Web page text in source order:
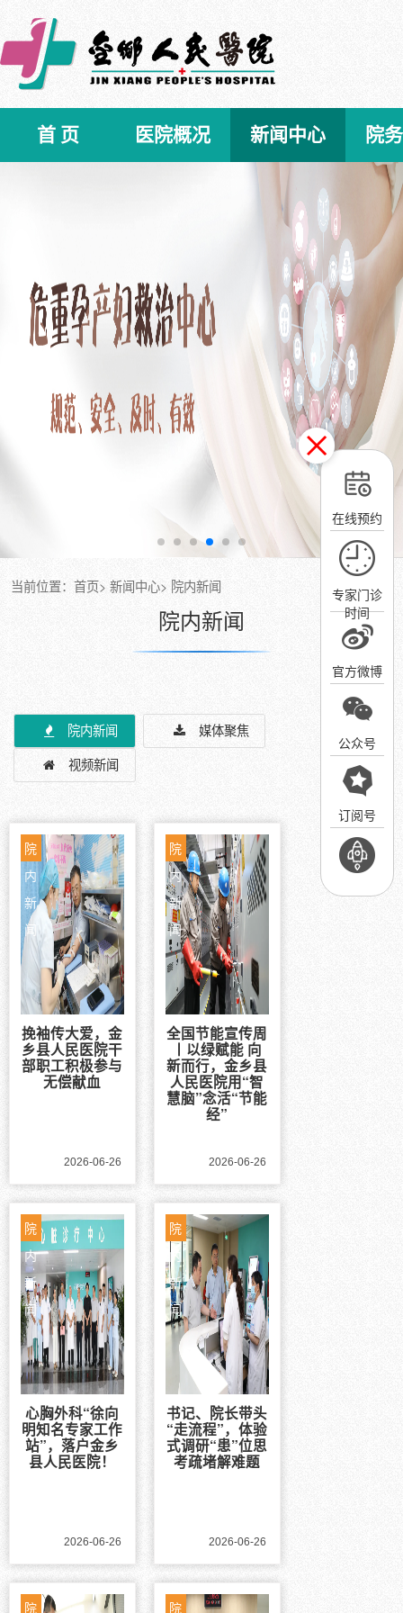
在线预约
专家门诊
时间
官方微博
公众号
订阅号
首 页 医院概况 新闻中心 院
当前位置： 首页> 新闻中心> 院内新闻
院内新闻
院内新闻
媒体聚焦
视频新闻
院
内
新
闻
挽袖传大爱，金
乡县人民医院干
部职工积极参与
无偿献血
2026-06-26
院
内
新
闻
全国节能宣传周
丨以绿赋能 向
新而行，金乡县
人民医院用“智
慧脑”念活“节能
经”
2026-06-26
院
内
新
闻
心胸外科“徐向
明知名专家工作
站”，落户金乡
县人民医院！
2026-06-26
院
内
新
闻
书记、院长带头
“走流程”，体验
式调研“患”位思
考疏堵解难题
2026-06-26
院 院